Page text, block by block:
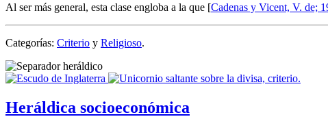
Al ser más general, esta clase engloba a la que [Cadenas y Vicent, V. de;
Categorías: Criterio y Religioso.
Heráldica socioeconómica